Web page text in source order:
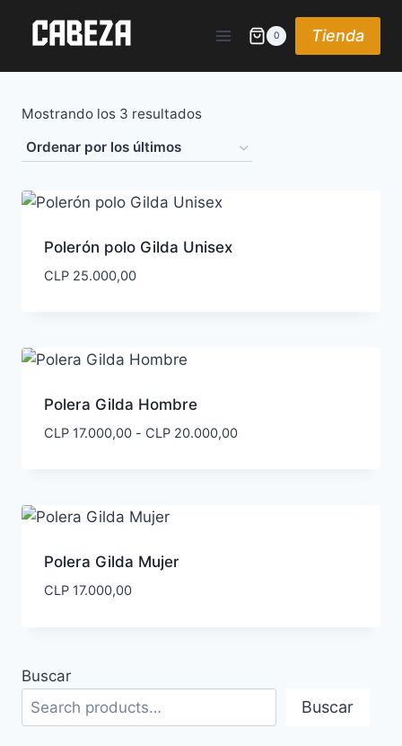
0 Tienda
Mostrando los 3 resultadosOrdenado
los
Polerón polo Gilda Unisex
CLP25.000,00
Polera Gilda Hombre
CLP17.000,00 - CLP20.000,00Rango
Polera Gilda Mujer
CLP17.000,00
Buscar
Buscar